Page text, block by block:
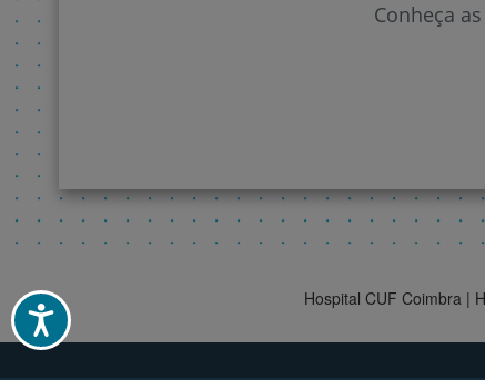
Acessibilidade
Conheça
Hospital CUF Coimbra |